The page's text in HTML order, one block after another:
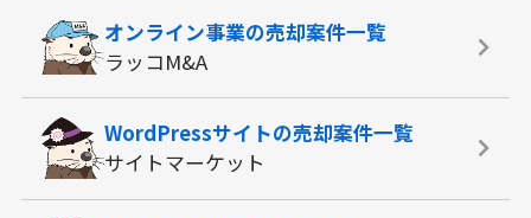
オンライン事業の売却案件一覧
ラッコM&A
WordPressサイトの売却案件一覧
サイトマーケット